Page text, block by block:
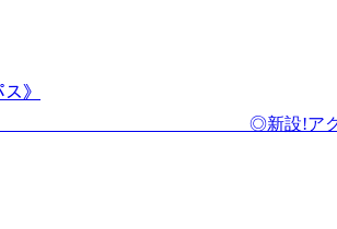
》
集 ◎新設!アクセスア